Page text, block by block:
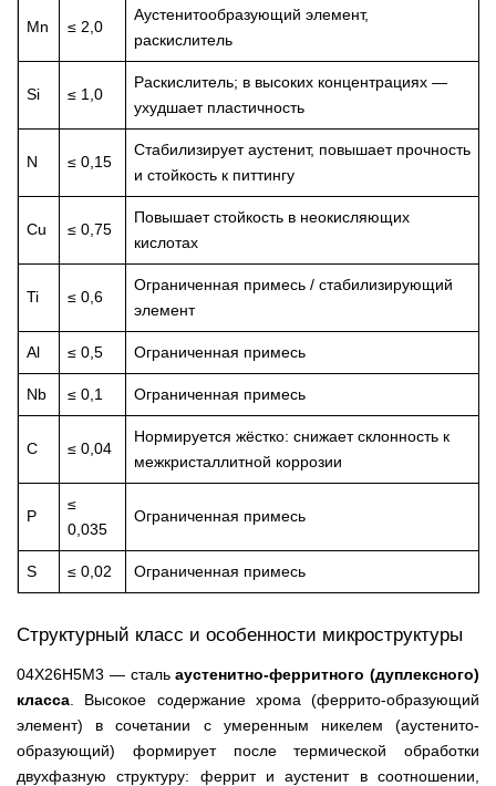
Mn ≤ 2,0
Аустенитообразующий элемент,
раскислитель
Si ≤ 1,0
Раскислитель; в высоких концентрациях —
ухудшает пластичность
N ≤ 0,15
Стабилизирует аустенит, повышает прочность
и стойкость к питтингу
Cu ≤ 0,75
Повышает стойкость в неокисляющих
кислотах
Ti ≤ 0,6
Ограниченная примесь / стабилизирующий
элемент
Al ≤ 0,5 Ограниченная примесь
Nb ≤ 0,1 Ограниченная примесь
C ≤ 0,04
Нормируется жёстко: снижает склонность к
межкристаллитной коррозии
P
≤
0,035
Ограниченная примесь
S ≤ 0,02 Ограниченная примесь
Структурный класс и особенности микроструктуры
04Х26Н5М3 — стальаустенитно-ферритного (дуплексного)
класса . Высокое содержание хрома (феррито-образующий
элемент) в сочетании с умеренным никелем (аустенито-
образующий) формирует после термической обработки
двухфазную структуру: феррит и аустенит в соотношении,